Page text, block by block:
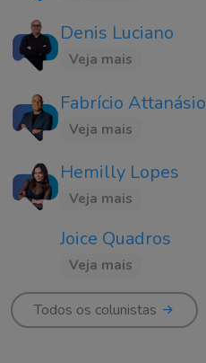
Denis Luciano
Veja mais
Fabrício Attanásio
Veja mais
Hemilly Lopes
Veja mais
Joice Quadros
Veja mais
Todos os colunistas